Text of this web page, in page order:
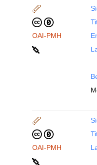
OAI-PMH
OAI-PMH